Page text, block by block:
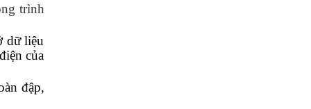
trình
dữ liệu
của
đập,